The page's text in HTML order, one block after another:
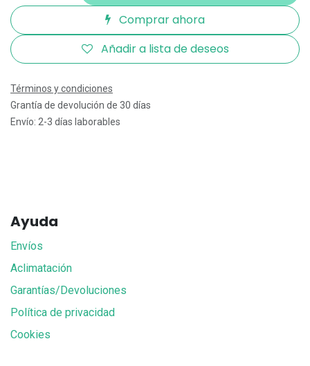
Comprar ahora
Añadir a lista de deseos
Términos y condiciones
Grantía de devolución de 30 días
Envío: 2-3 días laborables
Ayuda
Envíos
Aclimatación
Garantías/Devoluciones
Política de privacidad
Cookies